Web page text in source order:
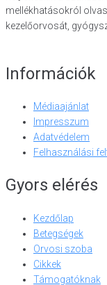
mellékhatásokról
kezelőorvosát,
Információk
Médiaajánlat
Impresszum
Adatvédelem
Felhasználási
Gyors elérés
Kezdőlap
Betegségek
Orvosi szoba
Cikkek
Támogatóknak